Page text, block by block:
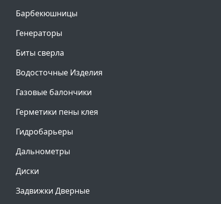
Барбекюшницы
Генераторы
Биты сверла
Водосточные Изделия
Газовые балончики
Герметики пены клея
Гидробарьеры
Дальнометры
Диски
Задвижки Дверные